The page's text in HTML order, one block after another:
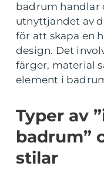
badrum handlar
utnyttjandet av
för att skapa en
design. Det
färger, material
element i
Typer av
badrum”
stilar